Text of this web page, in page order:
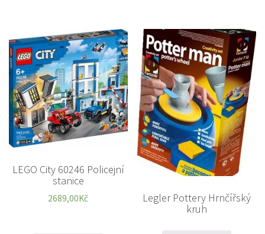
LEGO City 60246 Policejní
stanice
2689,00Kč
Legler Pottery Hrnčířský
kruh